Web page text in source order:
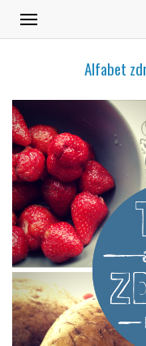
Alfabet